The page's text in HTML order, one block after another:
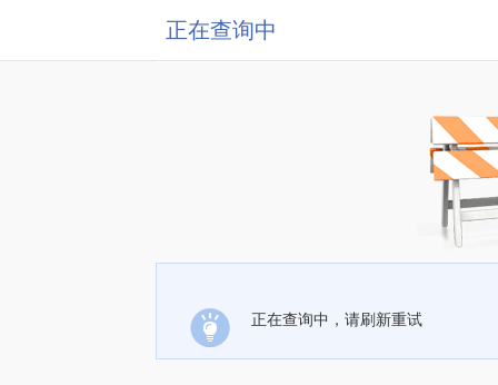
正在查询中
正在查询中，请刷新重试